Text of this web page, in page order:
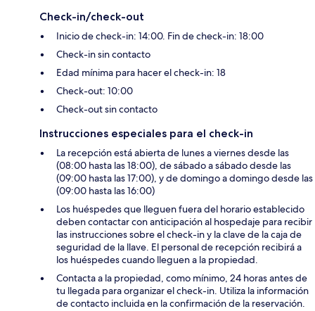
Check-in/check-out
Inicio de check-in: 14:00. Fin de check-in: 18:00
Check-in sin contacto
Edad mínima para hacer el check-in: 18
Check-out: 10:00
Check-out sin contacto
Instrucciones especiales para el check-in
La recepción está abierta de lunes a viernes desde las
(08:00 hasta las 18:00), de sábado a sábado desde las
(09:00 hasta las 17:00), y de domingo a domingo desde las
(09:00 hasta las 16:00)
Los huéspedes que lleguen fuera del horario establecido
deben contactar con anticipación al hospedaje para recibir
las instrucciones sobre el check-in y la clave de la caja de
seguridad de la llave. El personal de recepción recibirá a
los huéspedes cuando lleguen a la propiedad.
Contacta a la propiedad, como mínimo, 24 horas antes de
tu llegada para organizar el check-in. Utiliza la información
de contacto incluida en la confirmación de la reservación.